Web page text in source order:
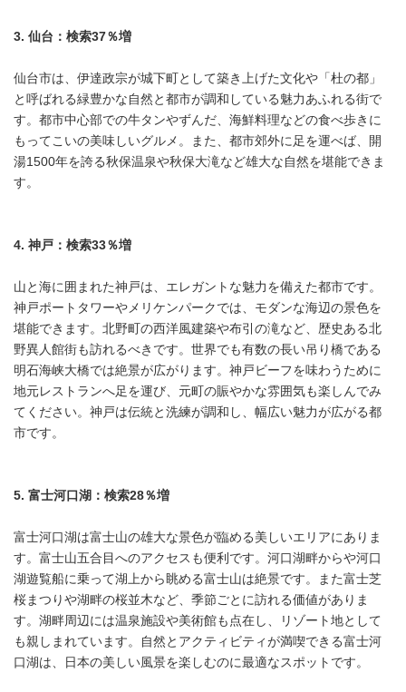
3. 仙台：検索37％増
仙台市は、伊達政宗が城下町として築き上げた文化や「杜の都」
と呼ばれる緑豊かな自然と都市が調和している魅力あふれる街で
す。都市中心部での牛タンやずんだ、海鮮料理などの食べ歩きに
もってこいの美味しいグルメ。また、都市郊外に足を運べば、開
湯1500年を誇る秋保温泉や秋保大滝など雄大な自然を堪能できま
す。
4. 神戸：検索33％増
山と海に囲まれた神戸は、エレガントな魅力を備えた都市です。
神戸ポートタワーやメリケンパークでは、モダンな海辺の景色を
堪能できます。北野町の西洋風建築や布引の滝など、歴史ある北
野異人館街も訪れるべきです。世界でも有数の長い吊り橋である
明石海峡大橋では絶景が広がります。神戸ビーフを味わうために
地元レストランへ足を運び、元町の賑やかな雰囲気も楽しんでみ
てください。神戸は伝統と洗練が調和し、幅広い魅力が広がる都
市です。
5. 富士河口湖：検索28％増
富士河口湖は富士山の雄大な景色が臨める美しいエリアにありま
す。富士山五合目へのアクセスも便利です。河口湖畔からや河口
湖遊覧船に乗って湖上から眺める富士山は絶景です。また富士芝
桜まつりや湖畔の桜並木など、季節ごとに訪れる価値がありま
す。湖畔周辺には温泉施設や美術館も点在し、リゾート地として
も親しまれています。自然とアクティビティが満喫できる富士河
口湖は、日本の美しい風景を楽しむのに最適なスポットです。